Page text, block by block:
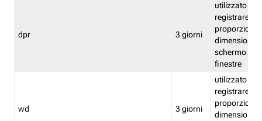
dpr 3 giorni
utilizzato per
registrare le
proporzioni
dimensioni
schermo e
finestre
wd 3 giorni
utilizzato per
registrare le
proporzioni
dimensioni